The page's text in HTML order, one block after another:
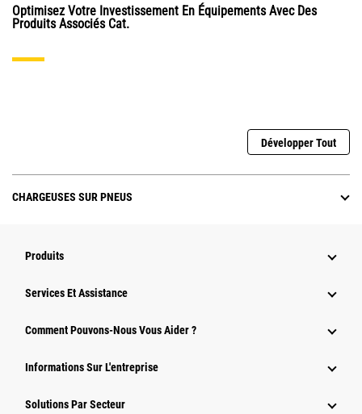
Optimisez Votre Investissement En Équipements Avec Des
Produits Associés Cat.
Développer Tout
CHARGEUSES SUR PNEUS
Produits
Services Et Assistance
Comment Pouvons-Nous Vous Aider ?
Informations Sur L'entreprise
Solutions Par Secteur